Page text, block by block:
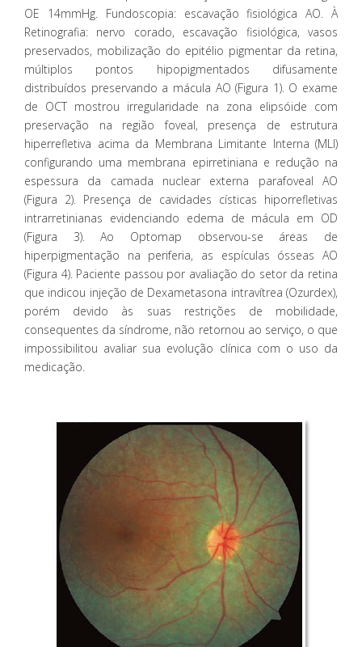
OE 14mmHg. Fundoscopia: escavação fisiológica AO. À
Retinografia: nervo corado, escavação fisiológica, vasos
preservados, mobilização do epitélio pigmentar da retina,
múltiplos pontos hipopigmentados difusamente
distribuídos preservando a mácula AO (Figura 1). O exame
de OCT mostrou irregularidade na zona elipsóide com
preservação na região foveal, presença de estrutura
hiperrefletiva acima da Membrana Limitante Interna (MLI)
configurando uma membrana epirretiniana e redução na
espessura da camada nuclear externa parafoveal AO
(Figura 2). Presença de cavidades císticas hiporrefletivas
intrarretinianas evidenciando edema de mácula em OD
(Figura 3). Ao Optomap observou-se áreas de
hiperpigmentação na periferia, as espículas ósseas AO
(Figura 4). Paciente passou por avaliação do setor da retina
que indicou injeção de Dexametasona intravítrea (Ozurdex),
porém devido às suas restrições de mobilidade,
consequentes da síndrome, não retornou ao serviço, o que
impossibilitou avaliar sua evolução clínica com o uso da
medicação.